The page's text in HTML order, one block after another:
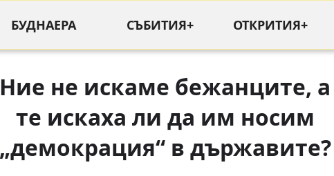
БУДНАЕРА СЪБИТИЯ+ ОТКРИТИЯ+
Ние не искаме бежанците, а
те искаха ли да им носим
„демокрация“ в държавите?